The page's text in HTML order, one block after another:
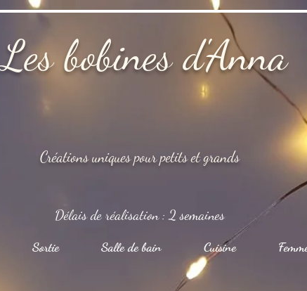
Les bobines d'Anna
Créations uniques pour petits et grands
Délais de réalisation : 2 semaines
Sortie Salle de bain Cuisine